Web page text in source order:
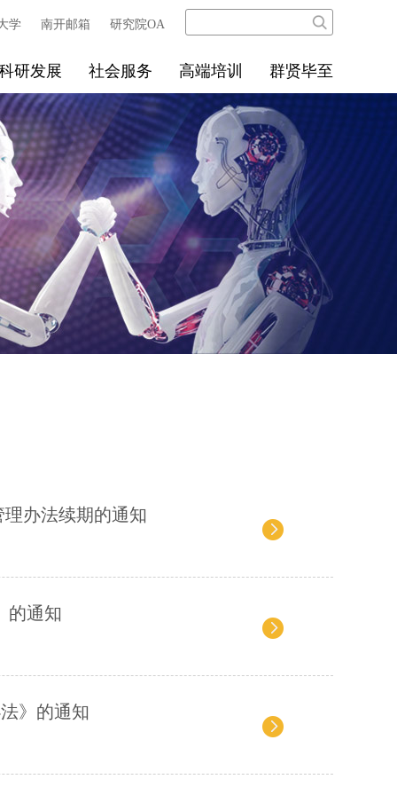
学 南开邮箱 研究院OA
研发展 社会服务 高端培训 群贤毕至
办法续期的通知
的通知
》的通知